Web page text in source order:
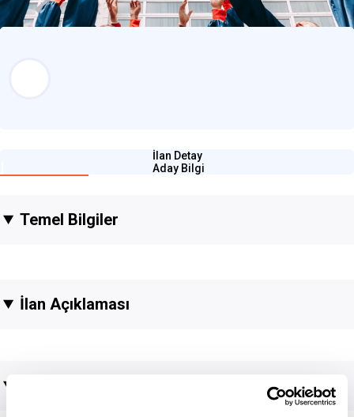
İlan Detay
Aday Bilgi
Temel Bilgiler
İlan Açıklaması